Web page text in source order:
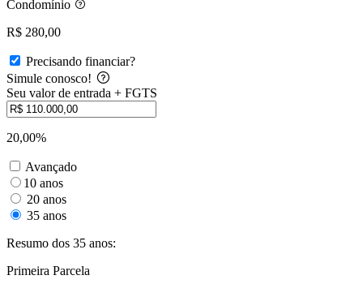
Condomínio
R$ 280,00
Precisando financiar?
Simule conosco!
Seu valor de entrada + FGTS
20,00%
Avançado
10 anos
20 anos
35 anos
Resumo dos 35 anos:
Primeira Parcela